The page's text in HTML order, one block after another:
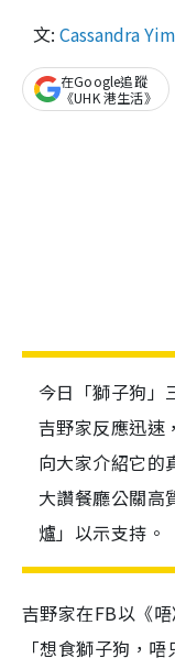
文: Cassandra Yim
在Google追蹤
《UHK 港生活》
今日「獅子狗」
吉野家反應迅速
向大家介紹它的
大讚餐廳公關高
爐」以示支持。
吉野家在FB以《
「想食獅子狗，